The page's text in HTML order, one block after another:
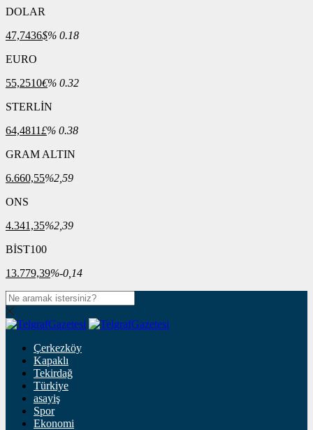
DOLAR
47,7436$% 0.18
EURO
55,2510€% 0.32
STERLİN
64,4811£% 0.38
GRAM ALTIN
6.660,55%2,59
ONS
4.341,35%2,39
BİST100
13.779,39%-0,14
Çerkezköy
Kapaklı
Tekirdağ
Türkiye
asayiş
Spor
Ekonomi